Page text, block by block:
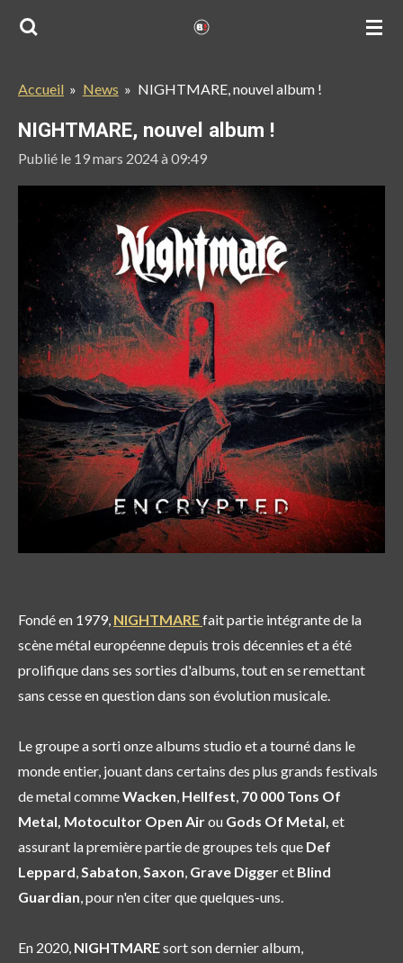
Passer
principal
Accueil » News » NIGHTMARE, nouvel album !
NIGHTMARE, nouvel album !
Publié le 19 mars 2024 à 09:49
Fondé en 1979, NIGHTMAREfait partie intégrante de la
scène métal européenne depuis trois décennies et a été
prolifique dans ses sorties d'albums, tout en se remettant
sans cesse en question dans son évolution musicale.
Le groupe a sorti onze albums studio et a tourné dans le
monde entier, jouant dans certains des plus grands festivals
de metal commeWacken, Hellfest, 70 000 Tons Of
Metal, Motocultor Open Airou Gods Of Metal, et
assurant la première partie de groupes tels que Def
Leppard,Sabaton,Saxon, Grave Diggeret Blind
Guardian, pour n'en citer que quelques-uns.
En 2020, NIGHTMAREsort son dernier album,